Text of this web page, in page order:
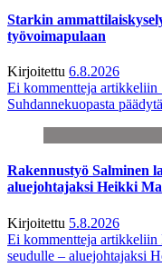
Starkin
työvoimapulaan
Kirjoitettu 6.8.2026
Ei kommentteja artikkeliin
Suhdannekuopasta
Rakennustyö Salminen
aluejohtajaksi Heikki
Kirjoitettu 5.8.2026
Ei kommentteja artikkeliin
seudulle – aluejohtajaksi